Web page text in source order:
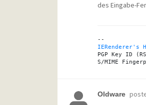
des Eingabe-
IERenderer's
PGP Key ID
Oldware